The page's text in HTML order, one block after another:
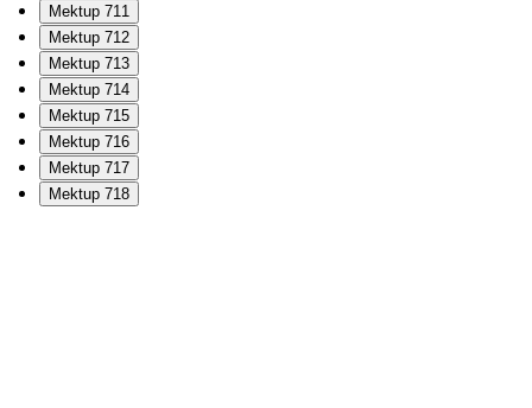
Mektup 711
Mektup 712
Mektup 713
Mektup 714
Mektup 715
Mektup 716
Mektup 717
Mektup 718